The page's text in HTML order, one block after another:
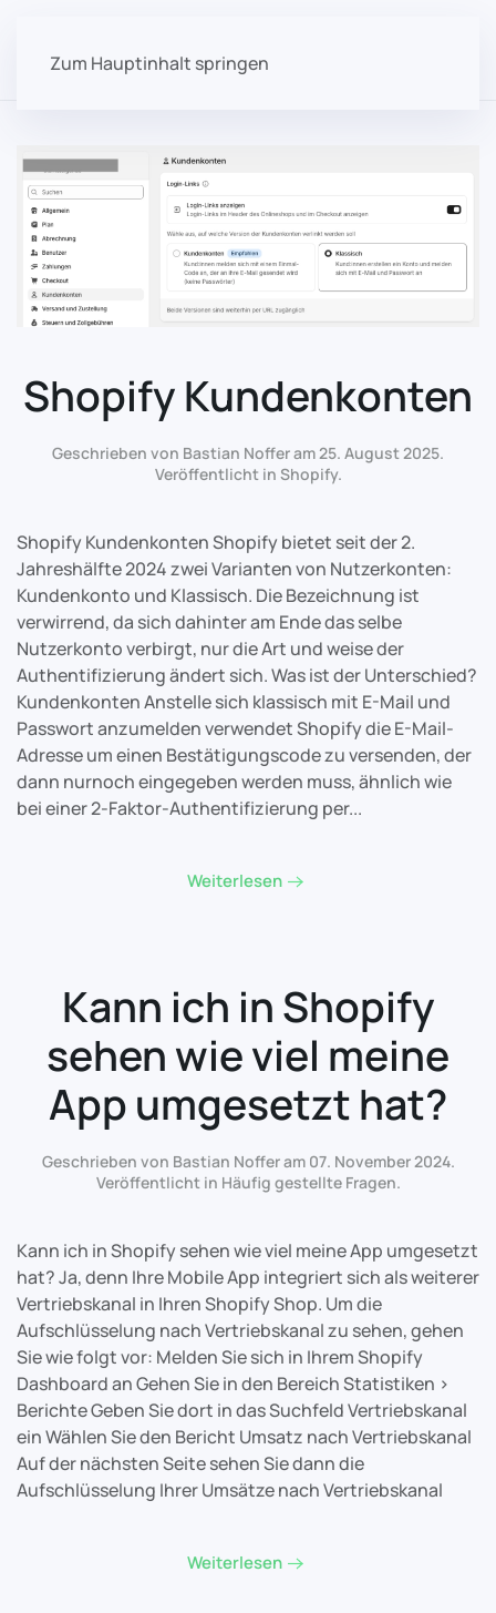
Zum Hauptinhalt springen
Shopify Kundenkonten
Geschrieben von Bastian Noffer am25. August 2025.
Veröffentlicht in Shopify.
Shopify Kundenkonten Shopify bietet seit der 2.
Jahreshälfte 2024 zwei Varianten von Nutzerkonten:
Kundenkonto und Klassisch. Die Bezeichnung ist
verwirrend, da sich dahinter am Ende das selbe
Nutzerkonto verbirgt, nur die Art und weise der
Authentifizierung ändert sich. Was ist der Unterschied?
Kundenkonten Anstelle sich klassisch mit E-Mail und
Passwort anzumelden verwendet Shopify die E-Mail-
Adresse um einen Bestätigungscode zu versenden, der
dann nurnoch eingegeben werden muss, ähnlich wie
bei einer 2-Faktor-Authentifizierung per...
Weiterlesen
Kann ich in Shopify
sehen wie viel meine
App umgesetzt hat?
Geschrieben von Bastian Noffer am 07. November 2024.
Veröffentlicht in Häufig gestellte Fragen.
Kann ich in Shopify sehen wie viel meine App umgesetzt
hat? Ja, denn Ihre Mobile App integriert sich als weiterer
Vertriebskanal in Ihren Shopify Shop. Um die
Aufschlüsselung nach Vertriebskanal zu sehen, gehen
Sie wie folgt vor: Melden Sie sich in Ihrem Shopify
Dashboard an Gehen Sie in den Bereich Statistiken >
Berichte Geben Sie dort in das Suchfeld Vertriebskanal
ein Wählen Sie den Bericht Umsatz nach Vertriebskanal
Auf der nächsten Seite sehen Sie dann die
Aufschlüsselung Ihrer Umsätze nach Vertriebskanal
Weiterlesen